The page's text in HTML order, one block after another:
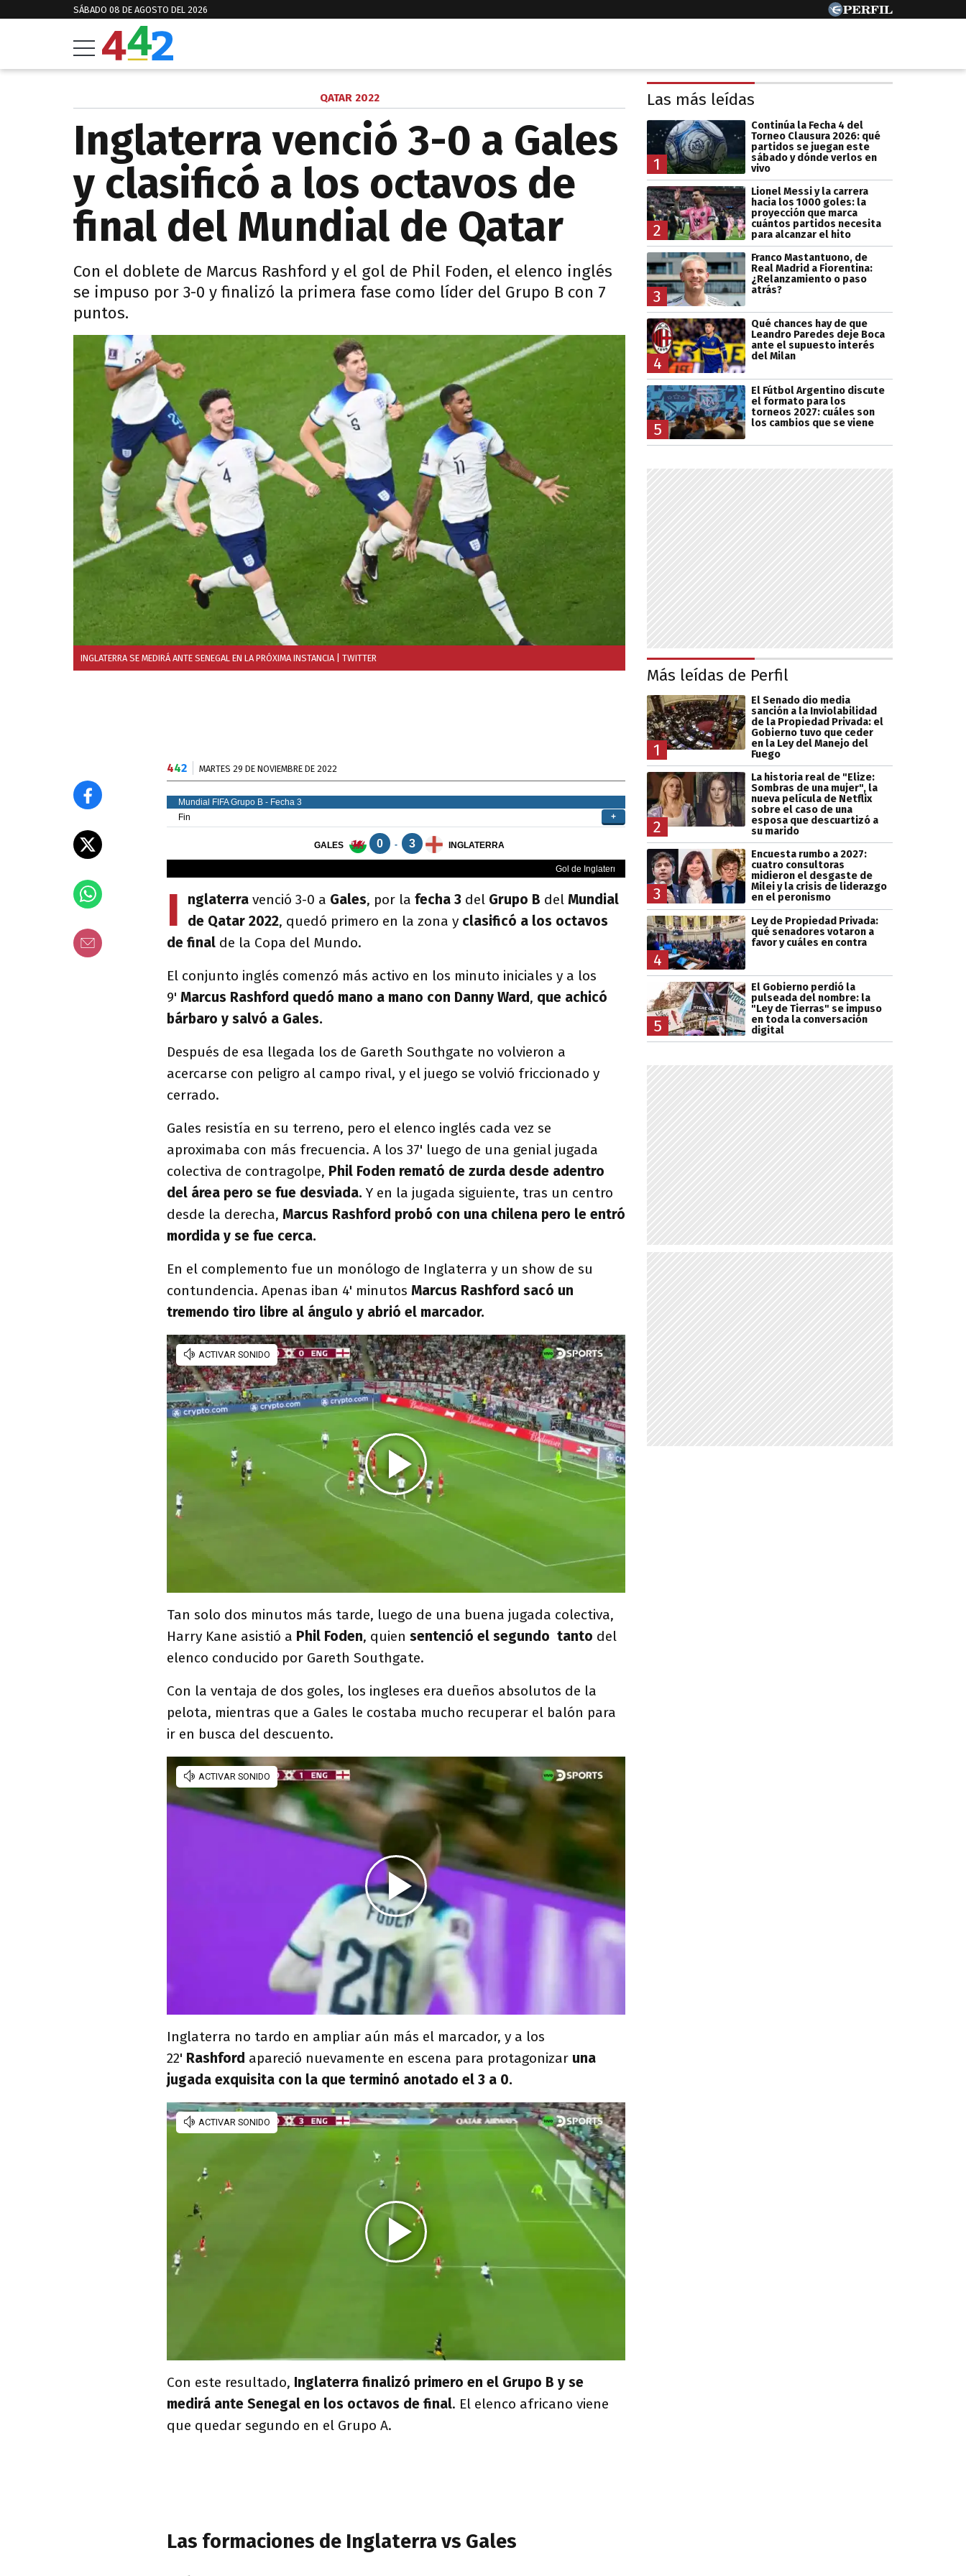
SÁBADO 08 DE AGOSTO DEL 2026
QATAR 2022
Inglaterra venció 3-0 a Gales
y clasificó a los octavos de
final del Mundial de Qatar
Con el doblete de Marcus Rashford y el gol de Phil Foden, el elenco inglés
se impuso por 3-0 y finalizó la primera fase como líder del Grupo B con 7
puntos.
INGLATERRA SE MEDIRÁ ANTE SENEGAL EN LA PRÓXIMA INSTANCIA | TWITTER
442 MARTES 29 DE NOVIEMBRE DE 2022
I nglaterra venció 3-0 a Gales, por la fecha 3 del Grupo B del Mundial
de Qatar 2022, quedó primero en la zona y clasificó a los octavos
de final de la Copa del Mundo.
El conjunto inglés comenzó más activo en los minuto iniciales y a los
9' Marcus Rashford quedó mano a mano con Danny Ward, que achicó
bárbaro y salvó a Gales.
Después de esa llegada los de Gareth Southgate no volvieron a
acercarse con peligro al campo rival, y el juego se volvió friccionado y
cerrado.
Gales resistía en su terreno, pero el elenco inglés cada vez se
aproximaba con más frecuencia. A los 37' luego de una genial jugada
colectiva de contragolpe, Phil Foden remató de zurda desde adentro
del área pero se fue desviada. Y en la jugada siguiente, tras un centro
desde la derecha, Marcus Rashford probó con una chilena pero le entró
mordida y se fue cerca.
En el complemento fue un monólogo de Inglaterra y un show de su
contundencia. Apenas iban 4' minutos Marcus Rashford sacó un
tremendo tiro libre al ángulo y abrió el marcador.
Tan solo dos minutos más tarde, luego de una buena jugada colectiva,
Harry Kane asistió a Phil Foden, quien sentenció el segundo tanto del
elenco conducido por Gareth Southgate.
Con la ventaja de dos goles, los ingleses era dueños absolutos de la
pelota, mientras que a Gales le costaba mucho recuperar el balón para
ir en busca del descuento.
Inglaterra no tardo en ampliar aún más el marcador, y a los
22' Rashford apareció nuevamente en escena para protagonizar una
jugada exquisita con la que terminó anotado el 3 a 0.
Con este resultado, Inglaterra finalizó primero en el Grupo B y se
medirá ante Senegal en los octavos de final. El elenco africano viene
que quedar segundo en el Grupo A.
Las formaciones de Inglaterra vs Gales
Las más leídas
1
Continúa la Fecha 4 del
Torneo Clausura 2026: qué
partidos se juegan este
sábado y dónde verlos en
vivo
2
Lionel Messi y la carrera
hacia los 1000 goles: la
proyección que marca
cuántos partidos necesita
para alcanzar el hito
3
Franco Mastantuono, de
Real Madrid a Fiorentina:
¿Relanzamiento o paso
atrás?
4
Qué chances hay de que
Leandro Paredes deje Boca
ante el supuesto interés
del Milan
5
El Fútbol Argentino discute
el formato para los
torneos 2027: cuáles son
los cambios que se viene
Más leídas de Perfil
1
El Senado dio media
sanción a la Inviolabilidad
de la Propiedad Privada: el
Gobierno tuvo que ceder
en la Ley del Manejo del
Fuego
2
La historia real de "Elize:
Sombras de una mujer", la
nueva película de Netflix
sobre el caso de una
esposa que descuartizó a
su marido
3
Encuesta rumbo a 2027:
cuatro consultoras
midieron el desgaste de
Milei y la crisis de liderazgo
en el peronismo
4
Ley de Propiedad Privada:
qué senadores votaron a
favor y cuáles en contra
5
El Gobierno perdió la
pulseada del nombre: la
"Ley de Tierras" se impuso
en toda la conversación
digital